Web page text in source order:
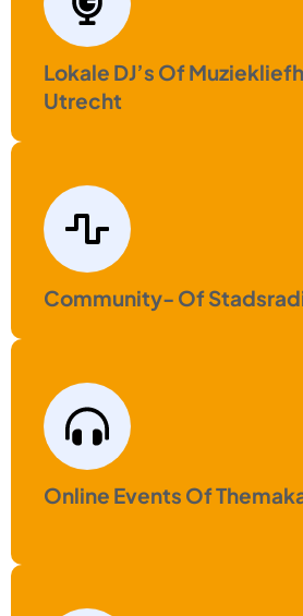
Lokale DJ’s Of
Utrecht
Community- Of
Online Events Of